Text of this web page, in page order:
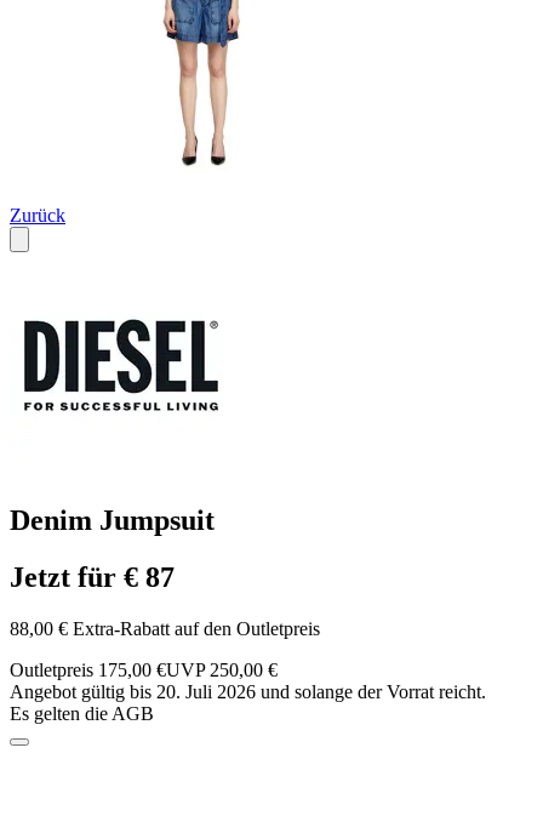
Zurück
Denim Jumpsuit
Jetzt für € 87
88,00 € Extra-Rabatt auf den Outletpreis
Outletpreis 175,00 €UVP 250,00 €
Angebot gültig bis 20. Juli 2026 und solange der Vorrat reicht.
Es gelten die AGB